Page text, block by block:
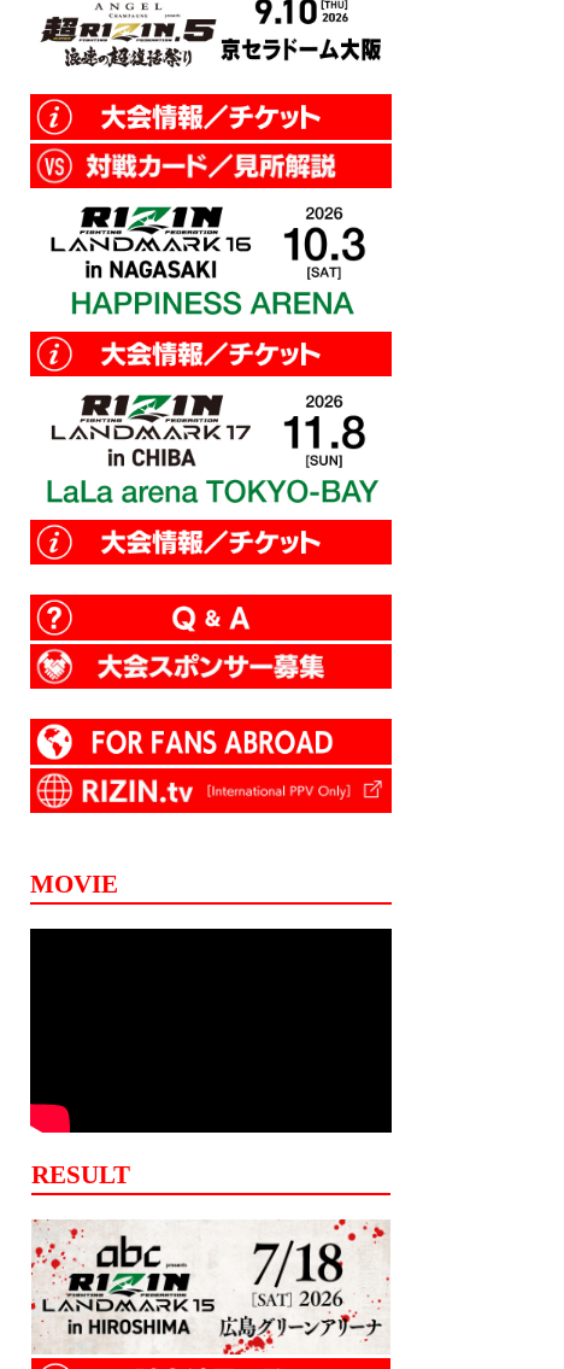
MOVIE
RESULT